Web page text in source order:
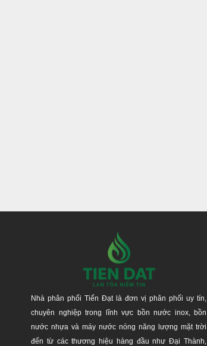
Nhà phân phối Tiến Đạt là đơn vị phân phối uy tín,
chuyên nghiệp trong lĩnh vực bồn nước inox, bồn
nước nhựa và máy nước nóng năng lượng mặt trời
đến từ các thương hiệu hàng đầu như Đại Thành,